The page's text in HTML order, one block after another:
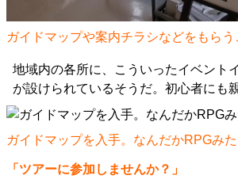
ガイドマップや案内チラシなどをもらう
地域内の各所に、こういったイベント
が設けられているそうだ。初心者にも
ガイドマップを入手。なんだかRPGみた
「ツアーに参加しませんか？」